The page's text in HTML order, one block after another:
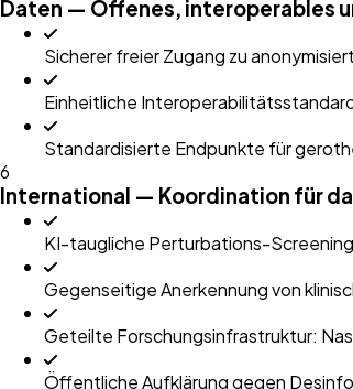
Daten — Offenes, interoperables
Sicherer freier Zugang zu
Einheitliche
Standardisierte Endpunkte für
6
International — Koordination für
KI-taugliche Perturbations-
Gegenseitige Anerkennung von
Geteilte Forschungsinfrastruktur:
Öffentliche Aufklärung gegen